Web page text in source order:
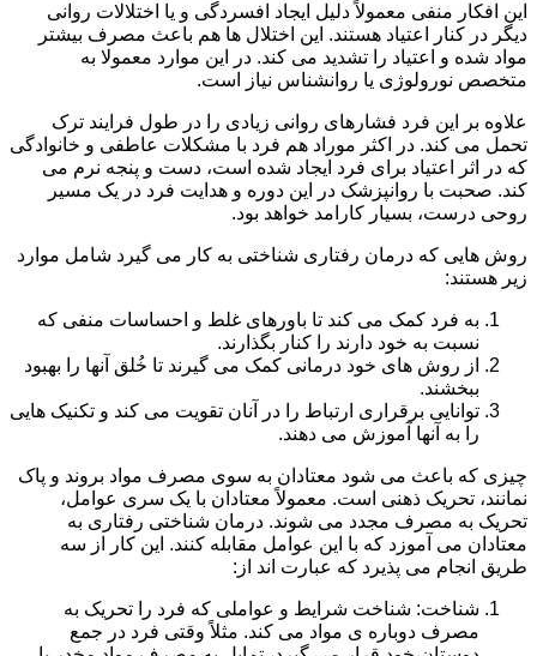
این افکار منفی معمولاً دلیل ایجاد افسردگی و یا اختلالات روانی
دیگر در کنار اعتیاد هستند. این اختلال ها هم باعث مصرف بیشتر
مواد شده و اعتیاد را تشدید می کند. در این موارد معمولا به
متخصص نورولوژی یا روانشناس نیاز است.
علاوه بر این فرد فشارهای روانی زیادی را در طول فرایند ترک
تحمل می کند. در اکثر موراد هم فرد با مشکلات عاطفی و خانوادگی
که در اثر اعتیاد برای فرد ایجاد شده است، دست و پنجه نرم می
کند. صحبت با روانپزشک در این دوره و هدایت فرد در یک مسیر
روحی درست، بسیار کارامد خواهد بود.
روش هایی که درمان رفتاری شناختی به کار می گیرد شامل موارد
زیر هستند:
به فرد کمک می کند تا باورهای غلط و احساسات منفی که
نسبت به خود دارند را کنار بگذارند.
از روش های خود درمانی کمک می گیرند تا خُلق آنها را بهبود
ببخشند.
توانایی برقراری ارتباط را در آنان تقویت می کند و تکنیک هایی
را به آنها آموزش می دهند.
چیزی که باعث می شود معتادان به سوی مصرف مواد بروند و پاک
نمانند، تحریک ذهنی است. معمولاً معتادان با یک سری عوامل،
تحریک به مصرف مجدد می شوند. درمان شناختی رفتاری به
معتادان می آموزد که با این عوامل مقابله کنند. این کار از سه
طریق انجام می پذیرد که عبارت اند از:
شناخت: شناخت شرایط و عواملی که فرد را تحریک به
مصرف دوباره ی مواد می کند. مثلاً وقتی فرد در جمع